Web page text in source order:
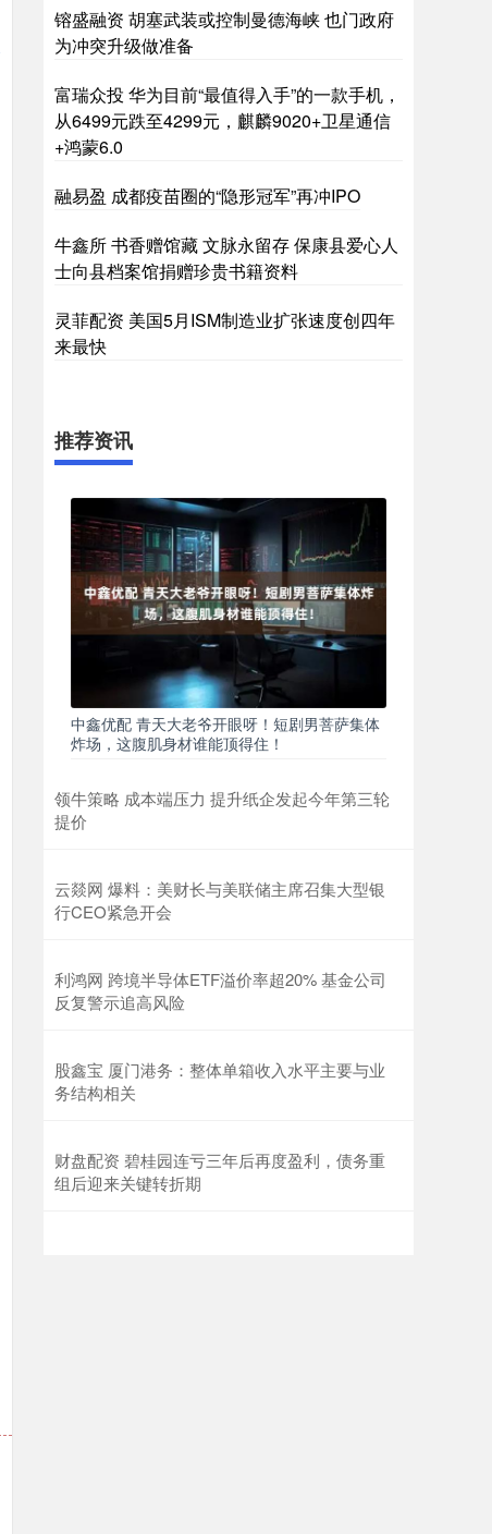
镕盛融资 胡塞武装或控制曼德海峡 也门政府
为冲突升级做准备
富瑞众投 华为目前“最值得入手”的一款手机，
从6499元跌至4299元，麒麟9020+卫星通信
+鸿蒙6.0
融易盈 成都疫苗圈的“隐形冠军”再冲IPO
牛鑫所 书香赠馆藏 文脉永留存 保康县爱心人
士向县档案馆捐赠珍贵书籍资料
灵菲配资 美国5月ISM制造业扩张速度创四年
来最快
推荐资讯
中鑫优配 青天大老爷开眼呀！短剧男菩萨集体
炸场，这腹肌身材谁能顶得住！
领牛策略 成本端压力 提升纸企发起今年第三轮
提价
云燚网 爆料：美财长与美联储主席召集大型银
行CEO紧急开会
利鸿网 跨境半导体ETF溢价率超20% 基金公司
反复警示追高风险
股鑫宝 厦门港务：整体单箱收入水平主要与业
务结构相关
财盘配资 碧桂园连亏三年后再度盈利，债务重
组后迎来关键转折期